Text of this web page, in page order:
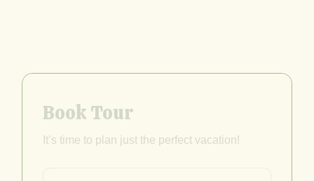
Book Tour
It’s time to plan just the perfect vacation!